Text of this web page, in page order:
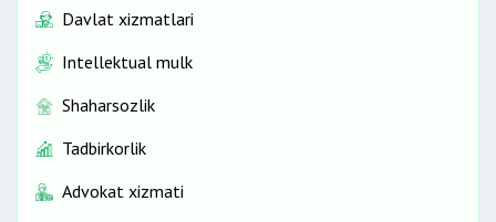
Davlat xizmatlari
Intellektual mulk
Shaharsozlik
Tadbirkorlik
Advokat xizmati